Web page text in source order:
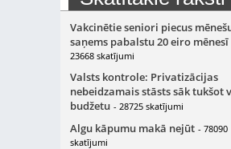
Vakcinētie seniori piecus
saņems pabalstu 20 eiro mēnesī
23668 skatījumi
Valsts kontrole: Privatizācijas
nebeidzamais stāsts sāk tukšot
budžetu - 28725 skatījumi
Algu kāpumu makā nejūt - 78090
skatījumi